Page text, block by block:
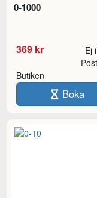
0-1000
369 kr Ej
Butiken
Boka